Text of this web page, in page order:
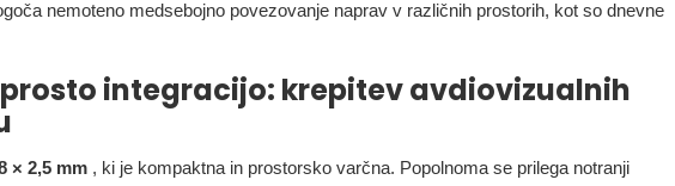
nemoteno medsebojno povezovanje naprav v različnih prostorih, kot so dnevne
integracijo: krepitev avdiovizualnih
× 2,5 mm , ki je kompaktna in prostorsko varčna. Popolnoma se prilega notranji